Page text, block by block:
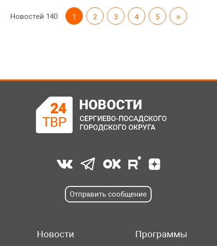
Новостей 140 1 2 3 4 5 »
Отправить сообщение
Новости
Программы